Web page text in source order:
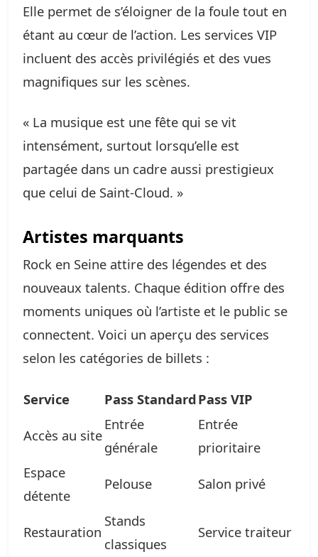
Elle permet de s’éloigner de la foule tout en
étant au cœur de l’action. Les services VIP
incluent des accès privilégiés et des vues
magnifiques sur les scènes.
« La musique est une fête qui se vit
intensément, surtout lorsqu’elle est
partagée dans un cadre aussi prestigieux
que celui de Saint-Cloud. »
Artistes marquants
Rock en Seine attire des légendes et des
nouveaux talents. Chaque édition offre des
moments uniques où l’artiste et le public se
connectent. Voici un aperçu des services
selon les catégories de billets :
Service Pass StandardPass VIP
Accès au site
Entrée
générale
Entrée
prioritaire
Espace
détente
Pelouse Salon privé
Restauration
Stands
classiques
Service traiteur